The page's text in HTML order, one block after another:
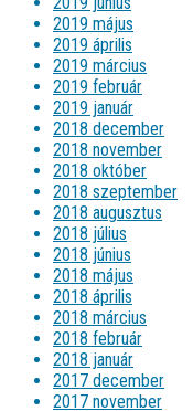
2019 május
2019 április
2019 március
2019 február
2019 január
2018 december
2018 november
2018 október
2018 szeptember
2018 augusztus
2018 július
2018 június
2018 május
2018 április
2018 március
2018 február
2018 január
2017 december
2017 november